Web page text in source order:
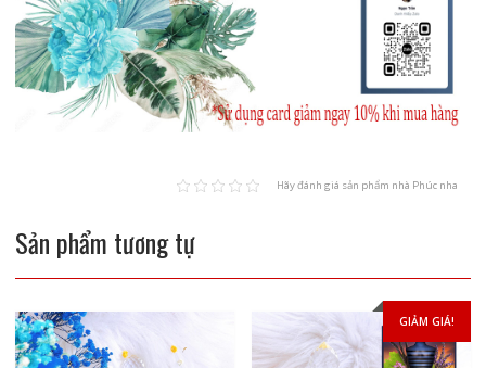
Hãy đánh giá sản phẩm nhà Phúc nha
Sản phẩm tương tự
GIẢM GIÁ!